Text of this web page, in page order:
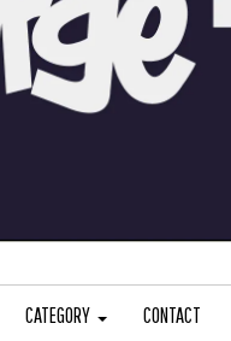
CATEGORY CONTACT